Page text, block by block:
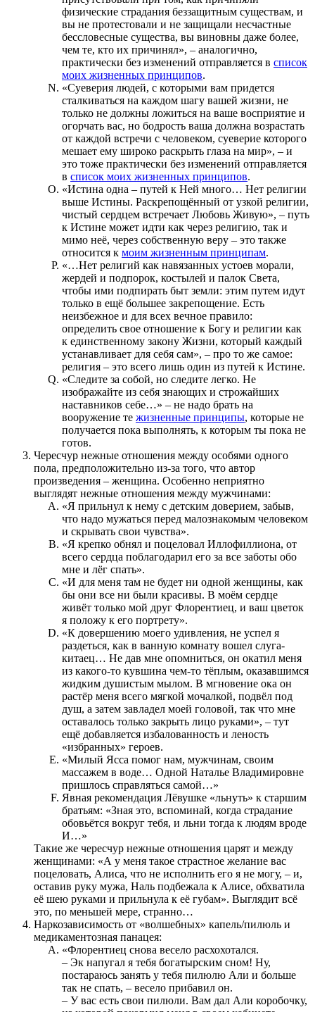
физические страдания беззащитным существам, и
вы не протестовали и не защищали несчастные
бессловесные существа, вы виновны даже более,
чем те, кто их причинял», – аналогично,
практически без изменений отправляется в список
моих жизненных принципов.
«Суеверия людей, с которыми вам придется
сталкиваться на каждом шагу вашей жизни, не
только не должны ложиться на ваше восприятие и
огорчать вас, но бодрость ваша должна возрастать
от каждой встречи с человеком, суеверие которого
мешает ему широко раскрыть глаза на мир», – и
это тоже практически без изменений отправляется
в список моих жизненных принципов.
«Истина одна – путей к Ней много… Нет религии
выше Истины. Раскрепощённый от узкой религии,
чистый сердцем встречает Любовь Живую», – путь
к Истине может идти как через религию, так и
мимо неё, через собственную веру – это также
относится к моим жизненным принципам.
«…Нет религий как навязанных устоев морали,
жердей и подпорок, костылей и палок Света,
чтобы ими подпирать быт земли: этим путем идут
только в ещё большее закрепощение. Есть
неизбежное и для всех вечное правило:
определить свое отношение к Богу и религии как
к единственному закону Жизни, который каждый
устанавливает для себя сам», – про то же самое:
религия – это всего лишь один из путей к Истине.
«Следите за собой, но следите легко. Не
изображайте из себя знающих и строжайших
наставников себе…» – не надо брать на
вооружение те жизненные принципы, которые не
получается пока выполнять, к которым ты пока не
готов.
Чересчур нежные отношения между особями одного
пола, предположительно из-за того, что автор
произведения – женщина. Особенно неприятно
выглядят нежные отношения между мужчинами:
«Я прильнул к нему с детским доверием, забыв,
что надо мужаться перед малознакомым человеком
и скрывать свои чувства».
«Я крепко обнял и поцеловал Иллофиллиона, от
всего сердца поблагодарил его за все заботы обо
мне и лёг спать».
«И для меня там не будет ни одной женщины, как
бы они все ни были красивы. В моём сердце
живёт только мой друг Флорентиец, и ваш цветок
я положу к его портрету».
«К довершению моего удивления, не успел я
раздеться, как в ванную комнату вошел слуга-
китаец… Не дав мне опомниться, он окатил меня
из какого-то кувшина чем-то тёплым, оказавшимся
жидким душистым мылом. В мгновение ока он
растёр меня всего мягкой мочалкой, подвёл под
душ, а затем завладел моей головой, так что мне
оставалось только закрыть лицо руками», – тут
ещё добавляется избалованность и леность
«избранных» героев.
«Милый Ясса помог нам, мужчинам, своим
массажем в воде… Одной Наталье Владимировне
пришлось справляться самой…»
Явная рекомендация Лёвушке «льнуть» к старшим
братьям: «Зная это, вспоминай, когда страдание
обовьётся вокруг тебя, и льни тогда к людям вроде
И…»
Такие же чересчур нежные отношения царят и между
женщинами: «А у меня такое страстное желание вас
поцеловать, Алиса, что не исполнить его я не могу, – и,
оставив руку мужа, Наль подбежала к Алисе, обхватила
её шею руками и прильнула к её губам». Выглядит всё
это, по меньшей мере, странно…
Наркозависимость от «волшебных» капель/пилюль и
медикаментозная панацея:
«Флорентиец снова весело расхохотался.
– Эк напугал я тебя богатырским сном! Ну,
постараюсь занять у тебя пилюлю Али и больше
так не спать, – весело прибавил он.
– У вас есть свои пилюли. Вам дал Али коробочку,